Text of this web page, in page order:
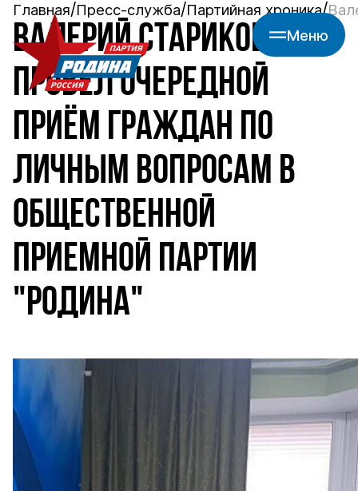
Меню
Главная Пресс-служба Партийная хроника
ВАЛЕРИЙ СТАРИКОВ
ПРОВЕЛ ОЧЕРЕДНОЙ
ПРИЁМ ГРАЖДАН ПО
ЛИЧНЫМ ВОПРОСАМ В
ОБЩЕСТВЕННОЙ
ПРИЕМНОЙ ПАРТИИ
"РОДИНА"